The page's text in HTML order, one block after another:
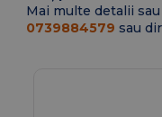
Mai multe detalii
0739884579 sau